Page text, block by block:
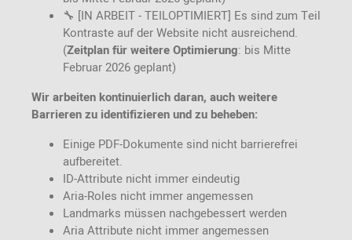
🔧 [IN ARBEIT - TEILOPTIMIERT] Es sind zum Teil
Kontraste auf der Website nicht ausreichend.
(Zeitplan für weitere Optimierung: bis Mitte
Februar 2026 geplant)
Wir arbeiten kontinuierlich daran, auch weitere
Barrieren zu identifizieren und zu beheben:
Einige PDF-Dokumente sind nicht barrierefrei
aufbereitet.
ID-Attribute nicht immer eindeutig
Aria-Roles nicht immer angemessen
Landmarks müssen nachgebessert werden
Aria Attribute nicht immer angemessen